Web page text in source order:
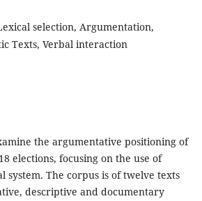
selection, Argumentation,
Texts, Verbal interaction
the argumentative positioning of
elections, focusing on the use of
system. The corpus is of twelve texts
descriptive and documentary